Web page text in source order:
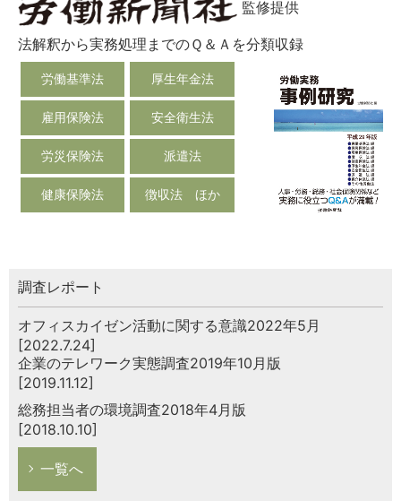
監修提供
法解釈から実務処理までのＱ＆Ａを分類収録
労働基準法 厚生年金法
雇用保険法 安全衛生法
労災保険法 派遣法
健康保険法 徴収法 ほか
調査レポート
オフィスカイゼン活動に関する意識2022年5月
[2022.7.24]
企業のテレワーク実態調査2019年10月版
[2019.11.12]
総務担当者の環境調査2018年4月版
[2018.10.10]
一覧へ